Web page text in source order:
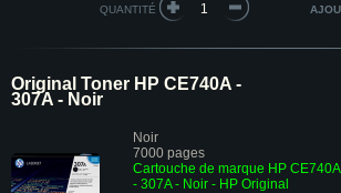
QUANTITÉ
Original Toner HP CE740A -
307A - Noir
Noir
7000 pages
Cartouche de marque HP CE740A
- 307A - Noir - HP Original